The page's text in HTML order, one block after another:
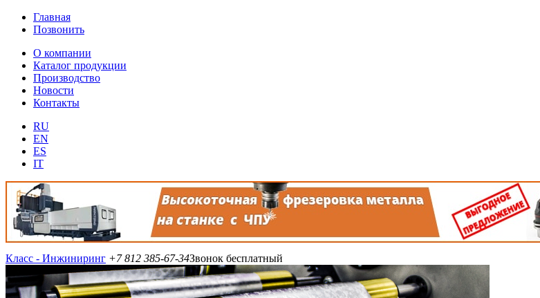
Главная
Позвонить
О компании
Каталог продукции
Производство
Новости
Контакты
RU
EN
ES
IT
Класс - Инжиниринг +7 812 385-67-34Звонок бесплатный